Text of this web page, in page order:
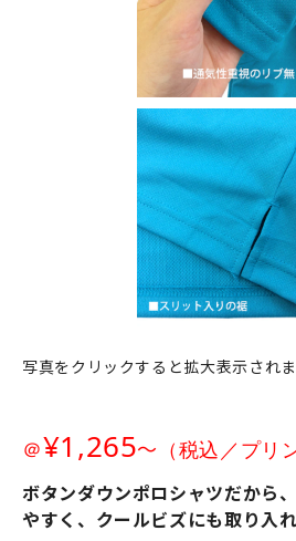
写真をクリックすると拡大表示されま
＠¥1,265〜 （税込／プリ
ボタンダウンポロシャツだから
やすく、クールビズにも取り入